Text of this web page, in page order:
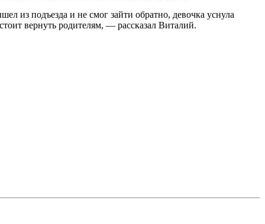
из подъезда и не смог зайти обратно, девочка уснула
вернуть родителям, — рассказал Виталий.